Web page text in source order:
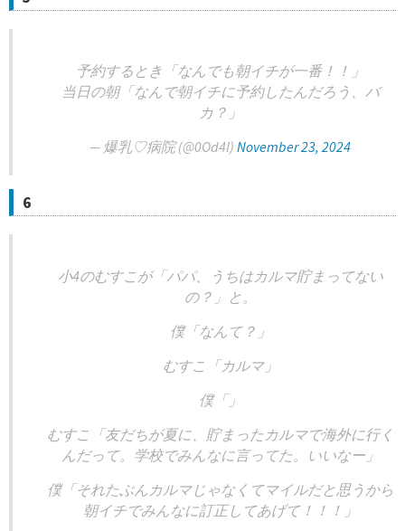
予約するとき「なんでも朝イチが一番！！」
当日の朝「なんで朝イチに予約したんだろう、バ
カ？」
— 爆乳♡病院 (@0Od4l) November 23, 2024
6
小4のむすこが「パパ、うちはカルマ貯まってない
の？」と。
僕「なんて？」
むすこ「カルマ」
僕「」
むすこ「友だちが夏に、貯まったカルマで海外に行く
んだって。学校でみんなに言ってた。いいなー」
僕「それたぶんカルマじゃなくてマイルだと思うから
朝イチでみんなに訂正してあげて！！！」